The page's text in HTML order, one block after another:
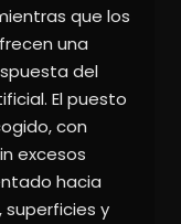
que los
una
del
El puesto
con
excesos
hacia
superficies y